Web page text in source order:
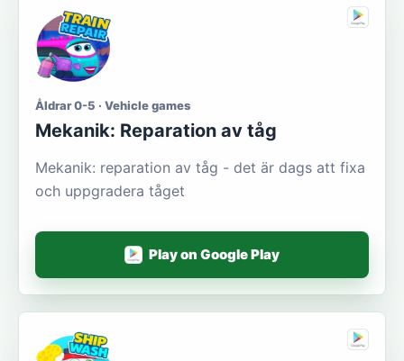
Åldrar 0-5 · Vehicle games
Mekanik: Reparation av tåg
Mekanik: reparation av tåg - det är dags att fixa
och uppgradera tåget
Play on Google Play